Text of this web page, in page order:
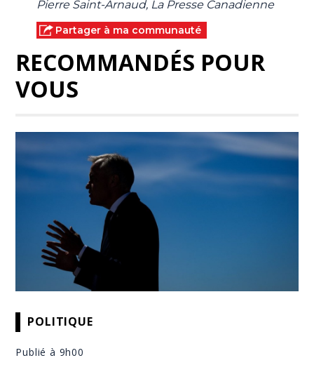
Pierre Saint-Arnaud, La Presse Canadienne
Partager à ma communauté
RECOMMANDÉS POUR
VOUS
POLITIQUE
Publié à 9h00